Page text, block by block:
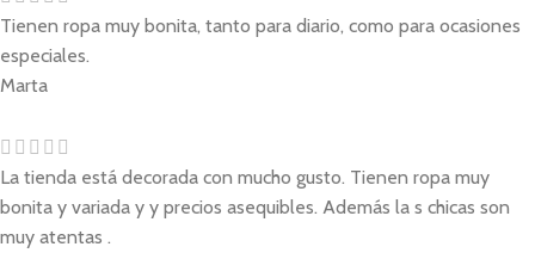
Tienen ropa muy bonita, tanto para diario, como para ocasiones
especiales.
Marta
La tienda está decorada con mucho gusto. Tienen ropa muy
bonita y variada y y precios asequibles. Además la s chicas son
muy atentas .